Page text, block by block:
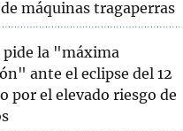
máquinas tragaperras
pide la "máxima
ante el eclipse del 12
por el elevado riesgo de